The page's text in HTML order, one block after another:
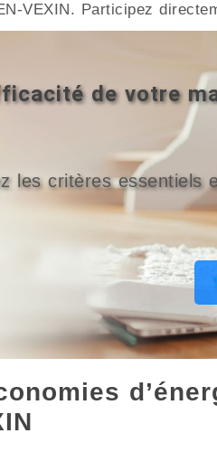
VEXIN. Participez
de votre
les critères essentiels